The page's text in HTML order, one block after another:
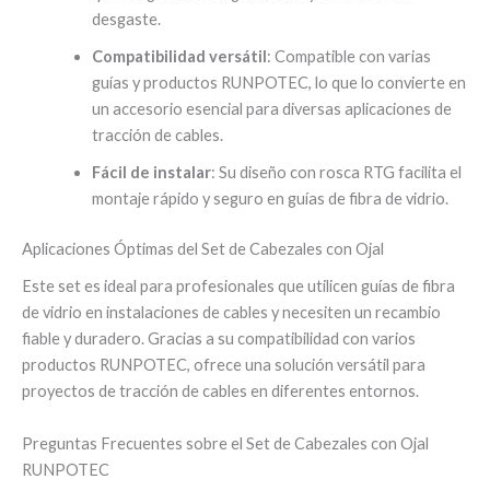
desgaste.
Compatibilidad versátil: Compatible con varias
guías y productos RUNPOTEC, lo que lo convierte en
un accesorio esencial para diversas aplicaciones de
tracción de cables.
Fácil de instalar: Su diseño con rosca RTG facilita el
montaje rápido y seguro en guías de fibra de vidrio.
Aplicaciones Óptimas del Set de Cabezales con Ojal
Este set es ideal para profesionales que utilicen guías de fibra
de vidrio en instalaciones de cables y necesiten un recambio
fiable y duradero. Gracias a su compatibilidad con varios
productos RUNPOTEC, ofrece una solución versátil para
proyectos de tracción de cables en diferentes entornos.
Preguntas Frecuentes sobre el Set de Cabezales con Ojal
RUNPOTEC